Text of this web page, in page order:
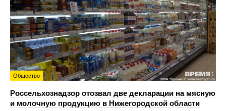
Общество
Россельхознадзор отозвал две декларации на мясную
и молочную продукцию в Нижегородской области